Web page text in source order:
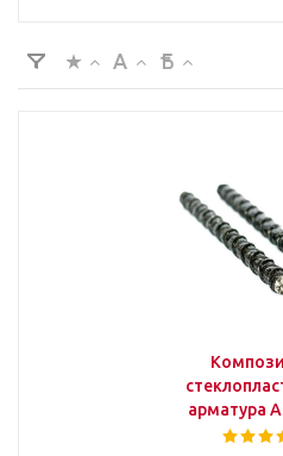
арматура